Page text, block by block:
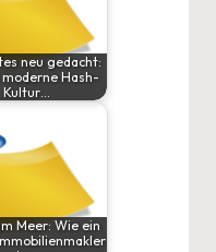
neu gedacht:
Hash-
Kultur…
Meer: Wie ein